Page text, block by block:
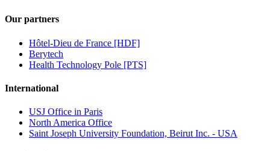
Our partners
Hôtel-Dieu de France [HDF]
Berytech
Health Technology Pole [PTS]
International
USJ Office in Paris
North America Office
Saint Joseph University Foundation, Beirut Inc. - USA